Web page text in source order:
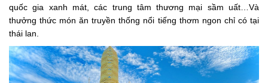
quốc gia xanh mát, các trung tâm thương mại sầm uất…Và
thưởng thức món ăn truyền thống nổi tiếng thơm ngon chỉ có tại
thái lan.